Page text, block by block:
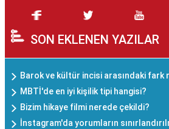
SON EKLENEN YAZILAR
Barok ve kültür incisi arasındaki fark
MBTİ'de en iyi kişilik tipi hangisi?
Bizim hikaye filmi nerede çekildi?
İnstagram'da yorumların